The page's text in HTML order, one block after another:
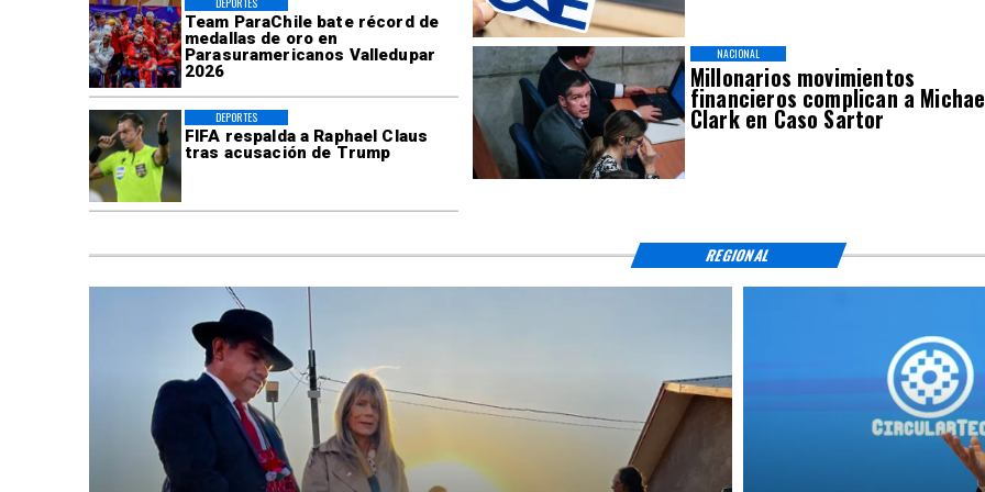
Team ParaChile bate récord de
medallas de oro en
Parasuramericanos Valledupar
2026
FIFA respalda a Raphael Claus
tras acusación de Trump
DEPORTES
Millonarios movimientos
financieros complican a
Clark en Caso Sartor
NACIONAL
REGIONAL